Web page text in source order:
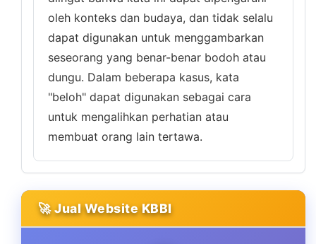
oleh konteks dan budaya, dan tidak selalu
dapat digunakan untuk menggambarkan
seseorang yang benar-benar bodoh atau
dungu. Dalam beberapa kasus, kata
"beloh" dapat digunakan sebagai cara
untuk mengalihkan perhatian atau
membuat orang lain tertawa.
🚀 Jual Website KBBI